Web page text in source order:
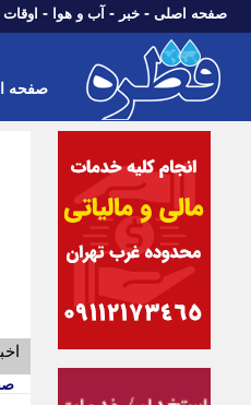
صفحه اصلی - خبر - آب و هوا -
صفحه